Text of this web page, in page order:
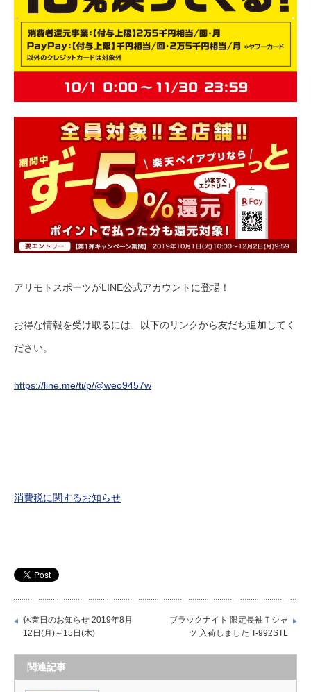
アリモトスポーツがLINE公式アカウントに登場！
お得な情報を受け取るには、以下のリンクから友だち追加してく
ださい。
https://line.me/ti/p/@weo9457w
消費税に関するお知らせ
休業日のお知らせ 2019年8月
12日(月)～15日(木)
ブラックナイト 限定長袖Ｔシャ
ツ 入荷しました T-992STL
関連記事